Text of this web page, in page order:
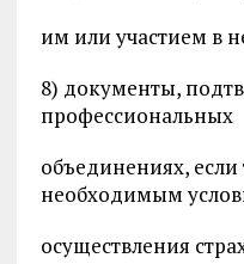
им или участием в
8) документы,
профессиональных
объединениях, если
необходимым
осуществления